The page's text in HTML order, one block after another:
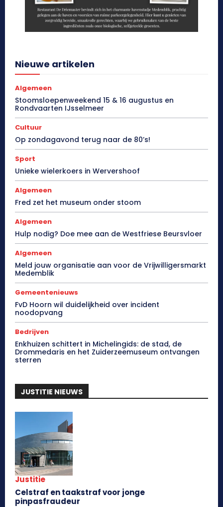
Nieuwe artikelen
Algemeen
Stoomsloepenweekend 15 & 16 augustus en
Rondvaarten IJsselmeer
Cultuur
Op zondagavond terug naar de 80’s!
Sport
Unieke wielerkoers in Wervershoof
Algemeen
Fred zet het museum onder stoom
Algemeen
Hulp nodig? Doe mee aan de Westfriese Beursvloer
Algemeen
Meld jouw organisatie aan voor de Vrijwilligersmarkt
Medemblik
Gemeentenieuws
FvD Hoorn wil duidelijkheid over incident
noodopvang
Bedrijven
Enkhuizen schittert in Michelingids: de stad, de
Drommedaris en het Zuiderzeemuseum ontvangen
sterren
JUSTITIE NIEUWS
Justitie
Celstraf en taakstraf voor jonge
pinpasfraudeur